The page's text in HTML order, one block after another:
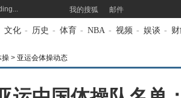
我的搜狐 邮件
文化 - 历史 - 体育 - NBA - 视频 - 娱谈 -
操 > 亚运会体操动态